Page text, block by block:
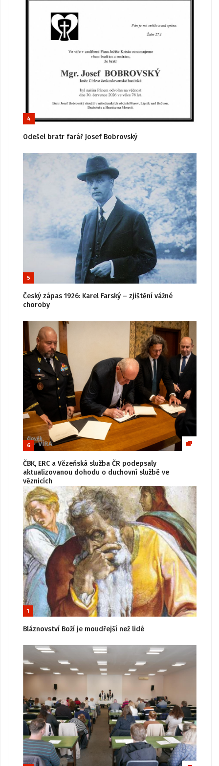
4
Odešel bratr farář Josef Bobrovský
5
Český zápas 1926: Karel Farský – zjištění vážné
choroby
6
ČBK, ERC a Vězeňská služba ČR podepsaly
aktualizovanou dohodu o duchovní službě ve
věznicích
1
Bláznovství Boží je moudřejší než lidé